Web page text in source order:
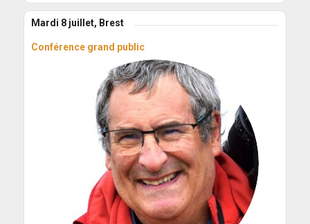
Mardi 8 juillet, Brest
Conférence grand public